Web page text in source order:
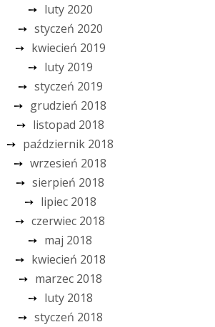
luty 2020
styczeń 2020
kwiecień 2019
luty 2019
styczeń 2019
grudzień 2018
listopad 2018
październik 2018
wrzesień 2018
sierpień 2018
lipiec 2018
czerwiec 2018
maj 2018
kwiecień 2018
marzec 2018
luty 2018
styczeń 2018